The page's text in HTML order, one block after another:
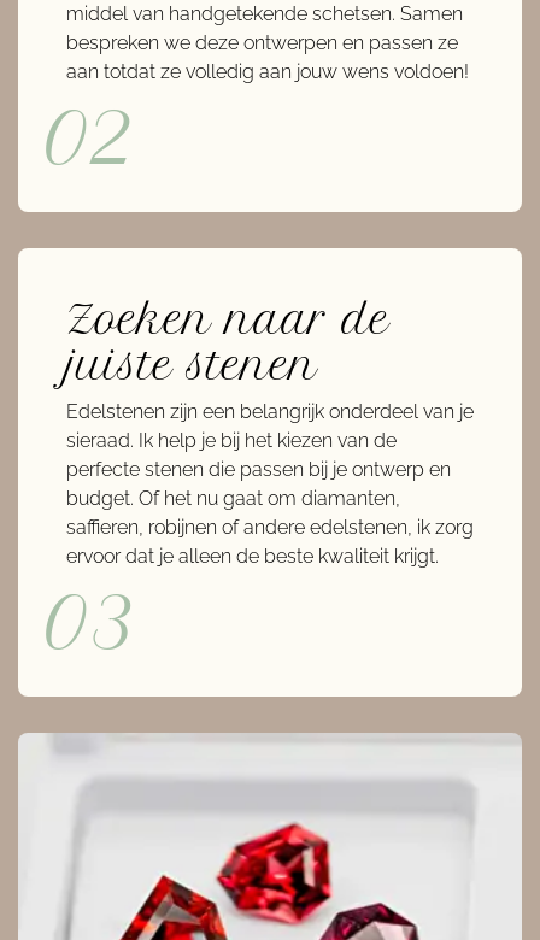
02
middel van handgetekende schetsen. Samen
bespreken we deze ontwerpen en passen ze
aan totdat ze volledig aan jouw wens voldoen!
Zoeken naar de
juiste stenen
Edelstenen zijn een belangrijk onderdeel van je
sieraad. Ik help je bij het kiezen van de
perfecte stenen die passen bij je ontwerp en
budget. Of het nu gaat om diamanten,
saffieren, robijnen of andere edelstenen, ik zorg
ervoor dat je alleen de beste kwaliteit krijgt.
03